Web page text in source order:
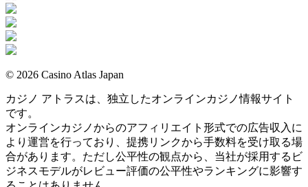
© 2026 Casino Atlas Japan
カジノ アトラスは、独立したオンラインカジノ情報サイト
です。
オンラインカジノからのアフィリエイト形式での広告収入に
より運営を行っており、提携リンクから手数料を受け取る場
合があります。ただし公平性の観点から、当社が採用するビ
ジネスモデルがレビュー評価の公平性やランキングに影響す